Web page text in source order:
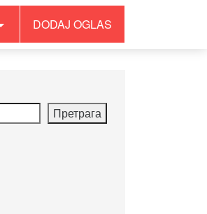
DODAJ OGLAS
Претрага